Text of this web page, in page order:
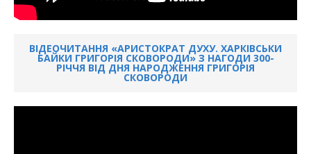
ВІДЕОЧИТАННЯ «АРИСТОКРАТ ДУХУ. ХАРКІВСЬКИ
БАЙКИ ГРИГОРІЯ СКОВОРОДИ» З НАГОДИ 300-
РІЧЧЯ ВІД ДНЯ НАРОДЖЕННЯ ГРИГОРІЯ
СКОВОРОДИ